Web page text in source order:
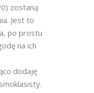
zostaną
Jest to
po prostu
na ich
dodaję